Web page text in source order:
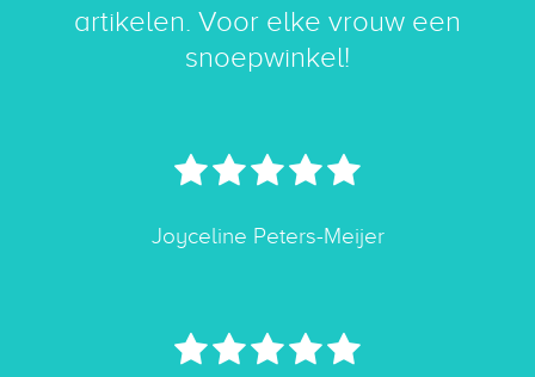
artikelen. Voor elke vrouw een
snoepwinkel!
Joyceline Peters-Meijer